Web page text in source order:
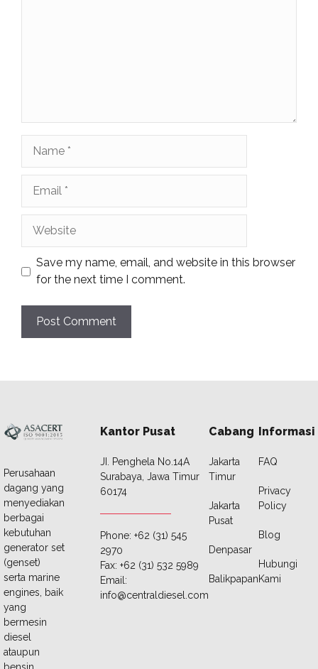
Save my name, email, and website in this browser
for the next time I comment.
Perusahaan
dagang yang
menyediakan
berbagai
kebutuhan
generator set
(genset)
serta marine
engines, baik
yang
bermesin
diesel
ataupun
Kantor Pusat
JI. Penghela No.14A
Surabaya, Jawa Timur
60174
Phone: +62 (31) 545
2970
Fax: +62 (31) 532 5989
Email:
info@centraldiesel.com
Cabang
Jakarta
Timur
Jakarta
Pusat
Denpasar
Balikpapan
Informasi
FAQ
Privacy
Policy
Blog
Hubungi
Kami